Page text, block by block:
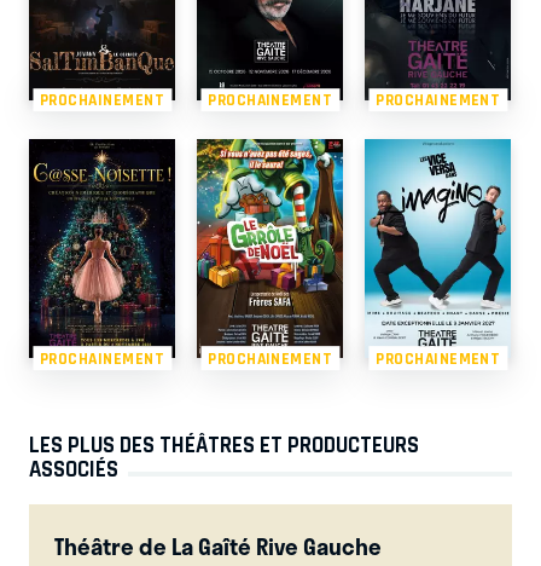
PROCHAINEMENT PROCHAINEMENT PROCHAINEMENT
PROCHAINEMENT PROCHAINEMENT PROCHAINEMENT
LES PLUS DES THÉÂTRES ET PRODUCTEURS
ASSOCIÉS
Théâtre de La Gaîté Rive Gauche